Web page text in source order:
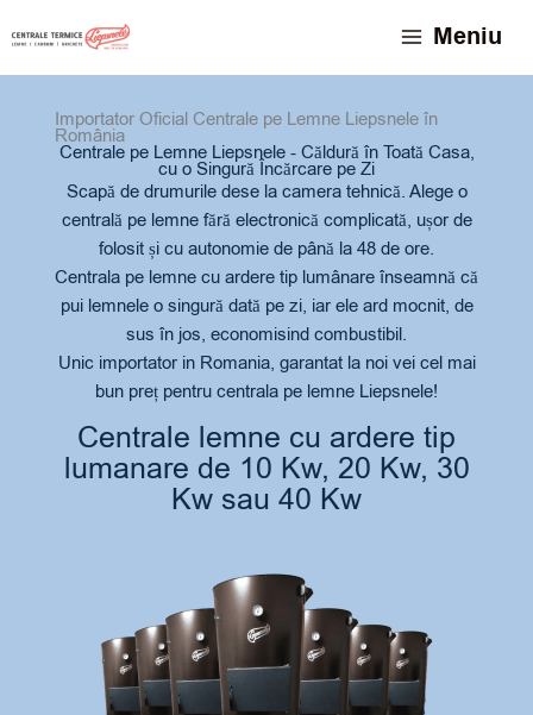
to
content
Meniu
Importator Oficial Centrale pe Lemne Liepsnele în
România
Centrale pe Lemne Liepsnele - Căldură în Toată Casa,
cu o Singură Încărcare pe Zi
Scapă de drumurile dese la camera tehnică. Alege o
centrală pe lemne fără electronică complicată, ușor de
folosit și cu autonomie de până la 48 de ore.
Centrala pe lemne cu ardere tip lumânare înseamnă că
pui lemnele o singură dată pe zi, iar ele ard mocnit, de
sus în jos, economisind combustibil.
Unic importator in Romania, garantat la noi vei cel mai
bun preț pentru centrala pe lemne Liepsnele!
Centrale lemne cu ardere tip
lumanare de 10 Kw, 20 Kw, 30
Kw sau 40 Kw